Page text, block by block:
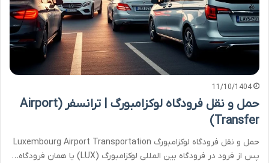
11/10/1404
حمل و نقل فرودگاه لوکزامبورگ | ترانسفر (Airport
Transfer)
حمل و نقل فرودگاه لوکزامبورگ Luxembourg Airport Transportation
پس از فرود در فرودگاه بین المللی لوکزامبورگ (LUX) یا همان فرودگاه…